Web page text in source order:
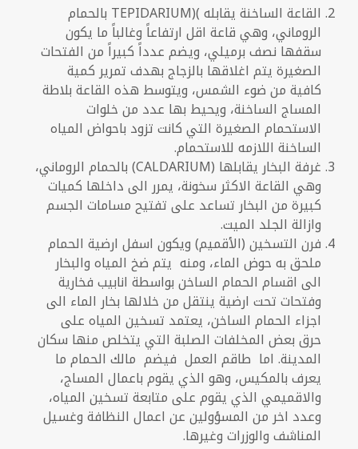
القاعة الساخنة يقابله(
TEPIDARIUM) بالحمام
الروماني، وهي قاعة اقل ارتفاعاً وغالباً ما يكون
سقفها نصف برميلي، ويضم عدداً كبيراً من الفتحات
الصغيرة يتم اغلاقها بالزجاج بهدف تمرير كمية
كافية من ضوء الشمس، ويتوسط هذه القاعة بلاطة
المساج الساخنة، ويحيط بها عدد من خلوات
الاستحمام الصغيرة التي كانت تزود باحواض المياه
الساخنة اللازمه للاستحمام.
غرفة البخار يقابلها (CALDARIUM)بالحمام الروماني،
وهي القاعة الاكثر سخونة، يمرر الى داخلها كميات
كبيرة من البخار تساعد على تفتيح مسامات الجسم
وازالة الجلد الميت.
فرن التسخين (الأقميم) ويكون اسفل ارضية الحمام
ملحق به حوض الماء، ومنه يتم ضخ المياه والبخار
الى اقسام الحمام الساخن بواسطة انابيب فخارية
وفتحات تحت ارضية ينتقل من خلالها بخار الماء الى
اجزاء الحمام الساخن، يعتمد تسخين المياه على
حرق بعض المخلفات الصلبة التي يتخلص منها سكان
المدينة. اما طاقم العمل فيضم مالك الحمام ما
يعرف بالمكيس، وهو الذي يقوم باعمال المساج،
والاقميمي الذي يقوم على متابعة تسخين المياه،
وعدد اخر من المسؤولين عن اعمال النظافة وغسيل
المناشف والوزرات وغيرها.